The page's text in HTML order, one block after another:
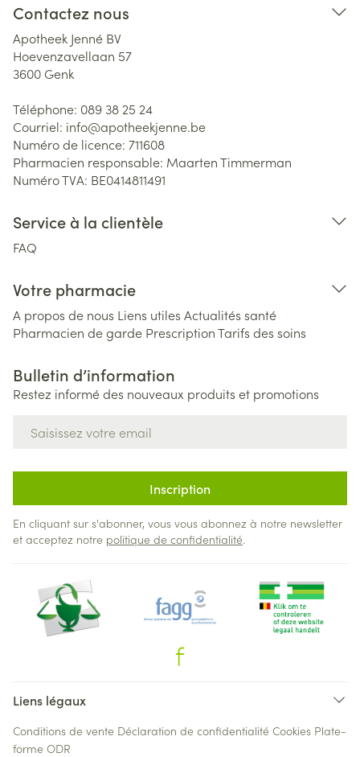
Contactez nous
Apotheek Jenné BV
Hoevenzavellaan 57
3600 Genk
Téléphone: 089 38 25 24
Courriel: info@apotheekjenne.be
Numéro de licence: 711608
Pharmacien responsable: Maarten Timmerman
Numéro TVA: BE0414811491
Service à la clientèle
FAQ
Votre pharmacie
A propos de nous Liens utiles Actualités santé
Pharmacien de garde PrescriptionTarifs des soins
Bulletin d’information
Restez informé des nouveaux produits et promotions
Inscription
En cliquant sur s'abonner, vous vous abonnez à notre newsletter
et acceptez notre politique de confidentialité.
Liens légaux
Conditions de vente Déclaration de confidentialité Cookies Plate-
forme ODR